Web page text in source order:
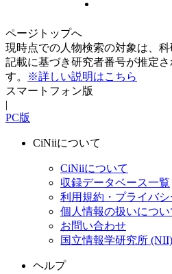
ページトップへ
現時点での人物検索の対象は、科
記載に基づき研究者番号が推定
す。
※詳しい説明はこちら
スマートフォン版
|
PC版
CiNiiについて
CiNiiについて
収録データベース一覧
利用規約・プライバ
個人情報の扱いについ
お問い合わせ
国立情報学研究所 (NII)
ヘルプ